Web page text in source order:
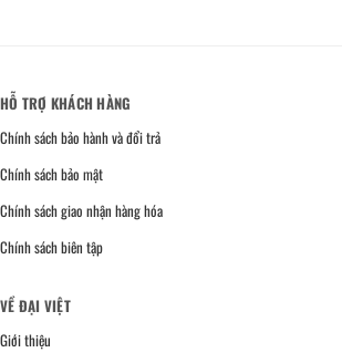
HỖ TRỢ KHÁCH HÀNG
Chính sách bảo hành và đổi trả
Chính sách bảo mật
Chính sách giao nhận hàng hóa
Chính sách biên tập
VỀ ĐẠI VIỆT
Giới thiệu